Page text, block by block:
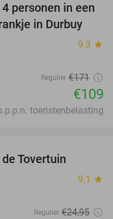
36%
personen in een
in Durbuy
9.3 star
Regulier €171
€109
toeristenbelasting
Tovertuin
9.1 star
Regulier €24,95